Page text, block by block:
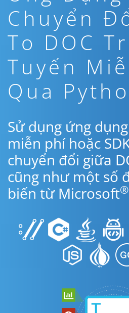
Chuyển
To DOC
Tuyến
Qua
Sử dụng ứng
miễn phí hoặc
chuyển đổi giữa
cũng như một số
biến từ Microsoft®